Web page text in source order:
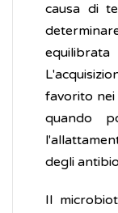
causa di
favorito nei
quando
degli
Il